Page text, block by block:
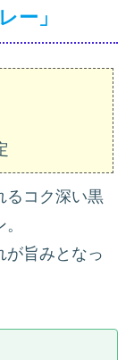
ー」
るコク深い黒
が旨みとなっ